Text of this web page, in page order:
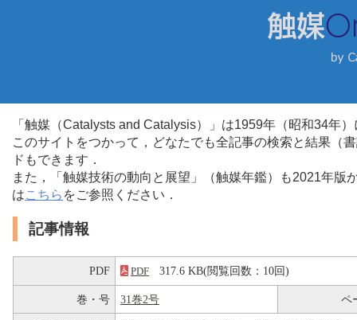
「触媒（Catalysts and Catalysis）」は1959年（昭和34年
このサイトをつかって，どなたでも全記事の検索と結果（
ドもできます．
また，「触媒技術の動向と展望」（触媒年鑑）も2021年
はこちら をご参照ください．
記事情報
PDF PDF 317.6 KB(閲覧回数：10回)
巻・号 31巻2号 ペ